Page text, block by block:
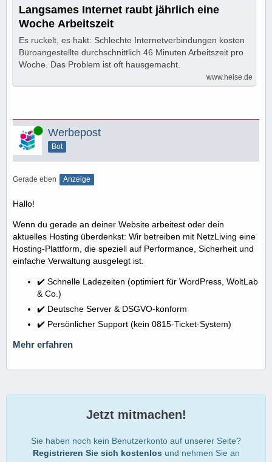
Langsames Internet raubt jährlich eine
Woche Arbeitszeit
Es ruckelt, es hakt: Schlechte Internetverbindungen kosten
Büroangestellte durchschnittlich 46 Minuten Arbeitszeit pro
Woche. Das Problem ist oft hausgemacht.
www.heise.de
Online Werbepost
Bot
Gerade eben Anzeige
Hallo!
Wenn du gerade an deiner Website arbeitest oder dein
aktuelles Hosting überdenkst: Wir betreiben mit NetzLiving eine
Hosting-Plattform, die speziell auf Performance, Sicherheit und
einfache Verwaltung ausgelegt ist.
✔️ Schnelle Ladezeiten (optimiert für WordPress, WoltLab
& Co.)
✔️ Deutsche Server & DSGVO-konform
✔️ Persönlicher Support (kein 0815-Ticket-System)
Mehr erfahren
Jetzt mitmachen!
Sie haben noch kein Benutzerkonto auf unserer Seite?
Registrieren Sie sich kostenlos und nehmen Sie an